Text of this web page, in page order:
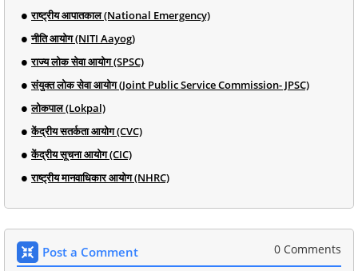
राष्ट्रीय आपातकाल (National Emergency)
नीति आयोग (NITI Aayog)
राज्य लोक सेवा आयोग (SPSC)
संयुक्त लोक सेवा आयोग (Joint Public Service Commission- JPSC)
लोकपाल (Lokpal)
केंद्रीय सतर्कता आयोग (CVC)
केंद्रीय सूचना आयोग (CIC)
राष्ट्रीय मानवाधिकार आयोग (NHRC)
Post a Comment 0 Comments